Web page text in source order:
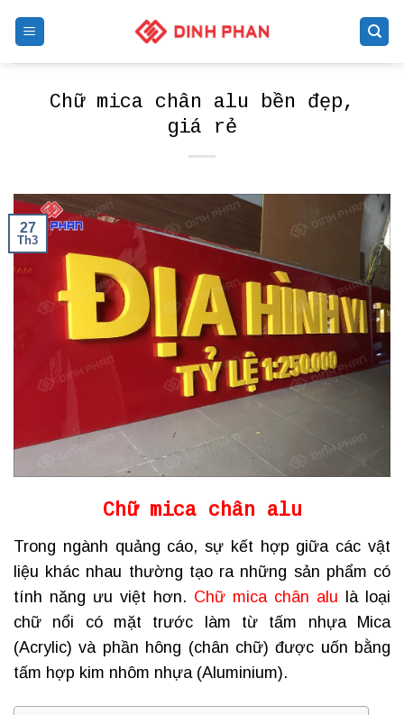
Chữ mica chân alu bền đẹp,
giá rẻ
27
Th3
Chữ mica chân alu
Trong ngành quảng cáo, sự kết hợp giữa các vật
liệu khác nhau thường tạo ra những sản phẩm có
tính năng ưu việt hơn. Chữ mica chân alu là loại
chữ nổi có mặt trước làm từ tấm nhựa Mica
(Acrylic) và phần hông (chân chữ) được uốn bằng
tấm hợp kim nhôm nhựa (Aluminium).